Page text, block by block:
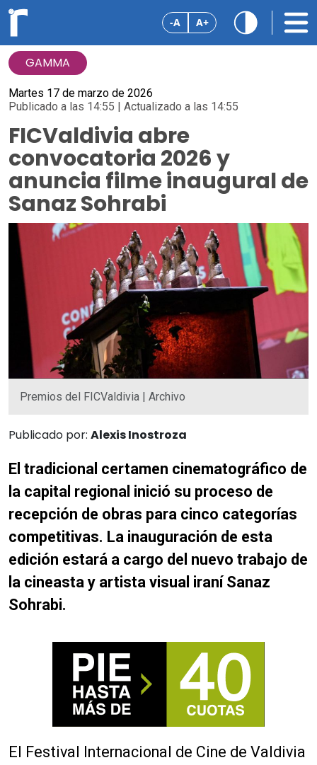
-A A+
GAMMA
Martes 17 de marzo de 2026
Publicado a las 14:55 | Actualizado a las 14:55
FICValdivia abre
convocatoria 2026 y
anuncia filme inaugural de
Sanaz Sohrabi
Premios del FICValdivia | Archivo
Publicado por: Alexis Inostroza
El tradicional certamen cinematográfico de
la capital regional inició su proceso de
recepción de obras para cinco categorías
competitivas. La inauguración de esta
edición estará a cargo del nuevo trabajo de
la cineasta y artista visual iraní Sanaz
Sohrabi.
El Festival Internacional de Cine de Valdivia